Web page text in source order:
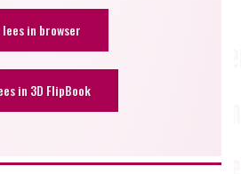
lees in browser
in 3D FlipBook